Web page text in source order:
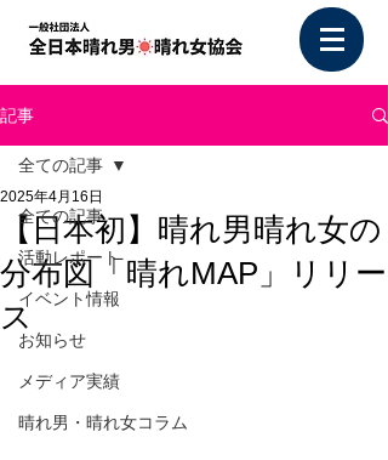
記事
全ての記事
活動レポート
イベント情報
お知らせ
メディア実績
晴れ男・晴れ女コラム
全ての記事
【日本初】晴れ男晴れ女の
分布図「晴れMAP」リリー
ス
2025年4月16日